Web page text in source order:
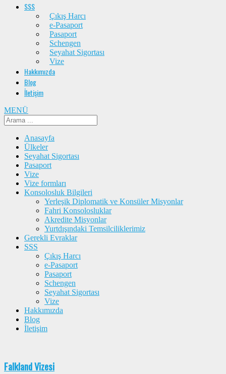
SSS
Çıkış Harcı
e-Pasaport
Pasaport
Schengen
Seyahat Sigortası
Vize
Hakkımızda
Blog
İletişim
MENÜ
Anasayfa
Ülkeler
Seyahat Sigortası
Pasaport
Vize
Vize formları
Konsolosluk Bilgileri
Yerleşik Diplomatik ve Konsüler Misyonlar
Fahri Konsolosluklar
Akredite Misyonlar
Yurtdışındaki Temsilciliklerimiz
Gerekli Evraklar
SSS
Çıkış Harcı
e-Pasaport
Pasaport
Schengen
Seyahat Sigortası
Vize
Hakkımızda
Blog
İletişim
Falkland Vizesi